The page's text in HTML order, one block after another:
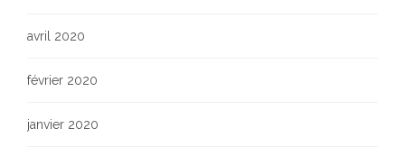
avril 2020
février 2020
janvier 2020